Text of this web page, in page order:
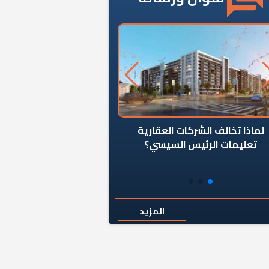
من يوقف سرطان الأبراج السكنية
المخالفة ياحكومة؟
المزيد